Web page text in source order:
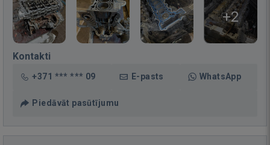
+2
Kontakti
+371 *** *** 09 E-pasts WhatsApp
Piedāvāt pasūtījumu